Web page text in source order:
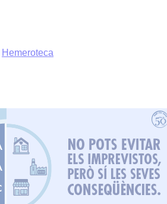
Hemeroteca